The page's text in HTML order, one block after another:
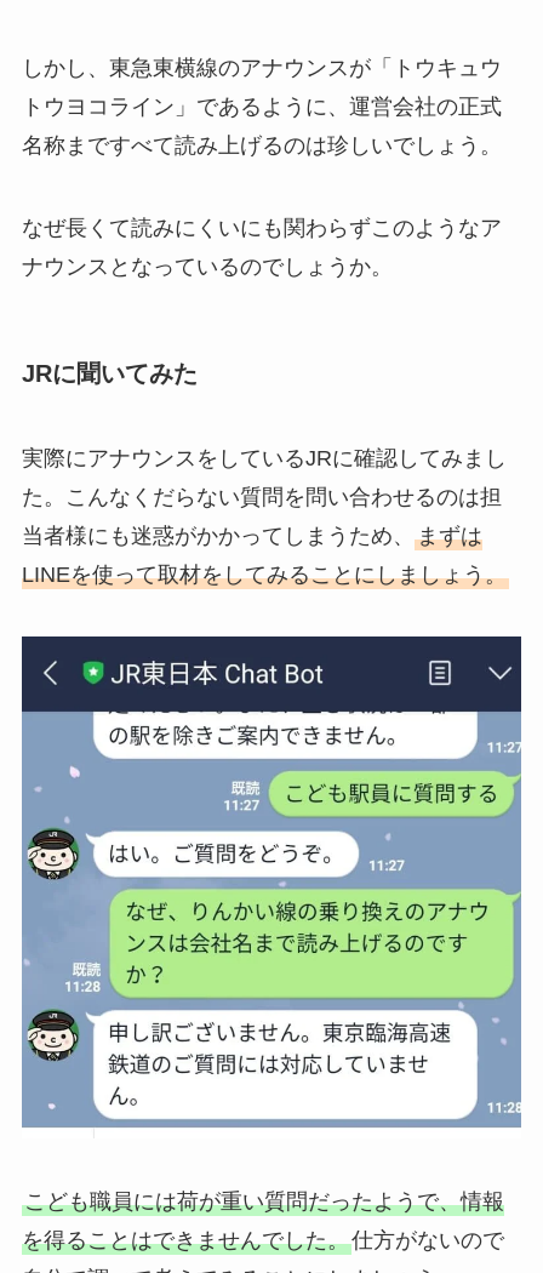
しかし、東急東横線のアナウンスが「トウキュウ
トウヨコライン」であるように、運営会社の正式
名称まですべて読み上げるのは珍しいでしょう。
なぜ長くて読みにくいにも関わらずこのようなア
ナウンスとなっているのでしょうか。
JRに聞いてみた
実際にアナウンスをしているJRに確認してみまし
た。こんなくだらない質問を問い合わせるのは担
当者様にも迷惑がかかってしまうため、 まずは
LINEを使って取材をしてみることにしましょう。
こども職員には荷が重い質問だったようで、情報
を得ることはできませんでした。仕方がないので